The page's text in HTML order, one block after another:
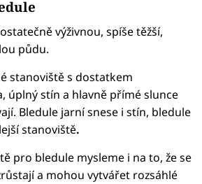
výživnou, spíše těžší,
půdu.
stanoviště s dostatkem
úplný stín a hlavně přímé slunce
Bledule jarní snese i stín, bledule
stanoviště.
pro bledule mysleme i na to, že se
a mohou vytvářet rozsáhlé